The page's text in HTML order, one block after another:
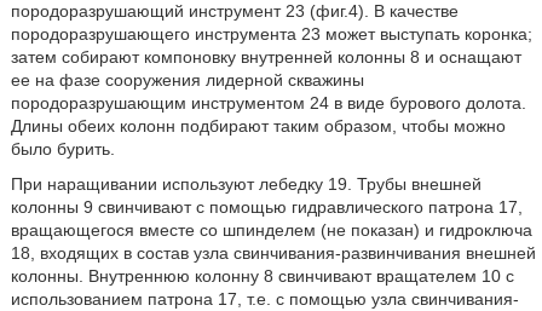
породоразрушающий инструмент 23 (фиг.4). В качестве
породоразрушающего инструмента 23 может выступать коронка;
затем собирают компоновку внутренней колонны 8 и оснащают
ее на фазе сооружения лидерной скважины
породоразрушающим инструментом 24 в виде бурового долота.
Длины обеих колонн подбирают таким образом, чтобы можно
было бурить.
При наращивании используют лебедку 19. Трубы внешней
колонны 9 свинчивают с помощью гидравлического патрона 17,
вращающегося вместе со шпинделем (не показан) и гидроключа
18, входящих в состав узла свинчивания-развинчивания внешней
колонны. Внутреннюю колонну 8 свинчивают вращателем 10 с
использованием патрона 17, т.е. с помощью узла свинчивания-